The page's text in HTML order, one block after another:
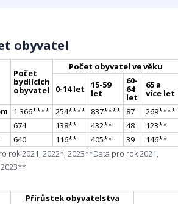
obyvatel
Počet
bydlících
obyvatel
Počet obyvatel ve věku
0-14 let 15-59
let
60-
64
let
65 a
více let
1 366**** 254**** 837**** 87 269****
674 138** 432** 48 123**
640 116** 405** 39 146**
rok 2021, 2022*, 2023**Data pro rok 2021,
Přírůstek obyvatelstva